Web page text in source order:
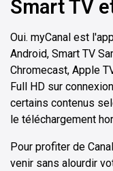
Smart TV
Oui. myCanal est
Android, Smart TV
Chromecast, Apple
Full HD sur
certains contenus
le téléchargement
Pour profiter de
venir sans alourdir